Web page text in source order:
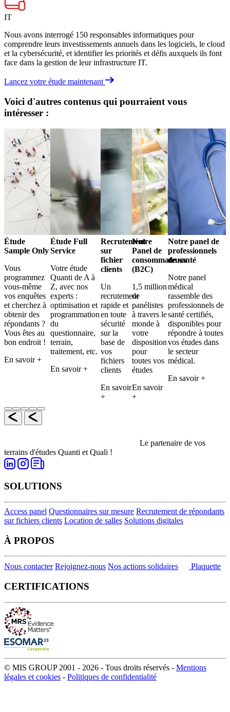
IT
Nous avons interrogé 150 responsables informatiques pour
comprendre leurs investissements annuels dans les logiciels, le cloud
et la cybersécurité, et identifier les priorités et défis auxquels ils font
face dans la gestion de leur infrastructure IT.
Lancez votre étude maintenant
Voici d'autres contenus qui pourraient vous
intéresser :
Étude
Sample Only
Vous
programmez
vous-même
vos enquêtes
et cherchez à
obtenir des
répondants ?
Vous êtes au
bon endroit !
En savoir +
Étude Full
Service
Votre étude
Quanti de A à
Z, avec nos
experts :
optimisation et
programmation
du
questionnaire,
terrain,
traitement, etc.
En savoir +
Recrutement
sur
fichier
clients
Un
recrutement
rapide et
en toute
sécurité
sur la
base de
vos
fichiers
clients
En savoir
+
Notre
Panel de
consommateurs
(B2C)
1,5 million
de
panélistes
à travers le
monde à
votre
disposition
pour
toutes vos
études
En savoir
+
Notre panel de
professionnels
de santé
Notre panel
médical
rassemble des
professionnels de
santé certifiés,
disponibles pour
répondre à toutes
vos études dans
le secteur
médical.
En savoir +
Le partenaire de vos
terrains d'études Quanti et Quali !
SOLUTIONS
Access panel Questionnaires sur mesure Recrutement de répondants
sur fichiers clients Location de salles Solutions digitales
À PROPOS
Nous contacter Rejoignez-nous Nos actions solidaires Plaquette
CERTIFICATIONS
© MIS GROUP 2001 - 2026 - Tous droits réservés - Mentions
légales et cookies - Politiques de confidentialité